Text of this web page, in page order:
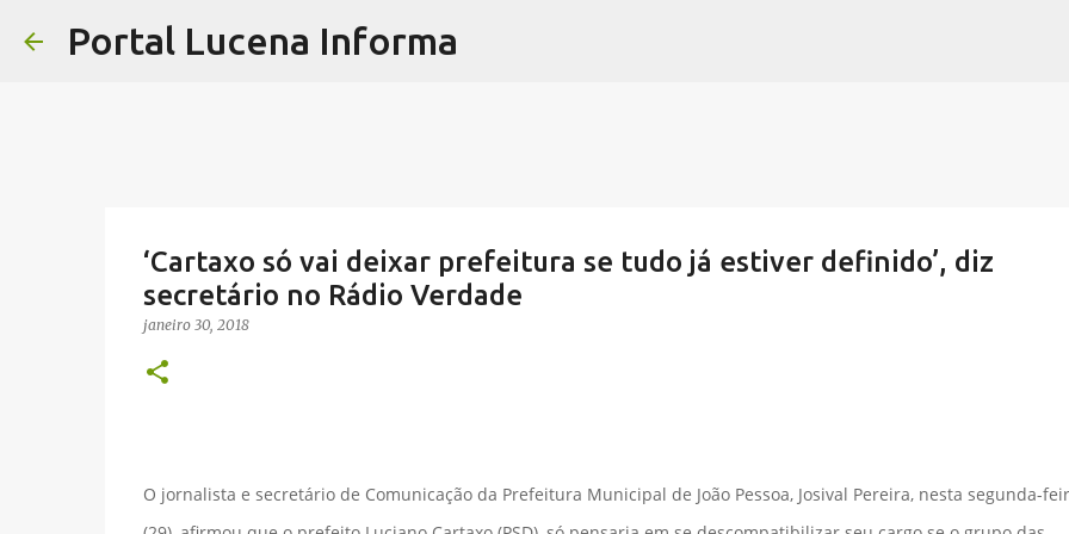
Portal Lucena Informa
‘Cartaxo só vai deixar prefeitura se tudo já estiver definido’, diz
secretário no Rádio Verdade
janeiro 30, 2018
O jornalista e secretário de Comunicação da Prefeitura Municipal de João Pessoa, Josival Pereira, nesta segunda-